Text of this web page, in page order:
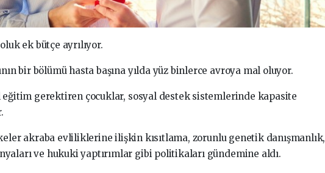
ek bütçe ayrılıyor.
bir bölümü hasta başına yılda yüz binlerce avroya mal oluyor.
eğitim gerektiren çocuklar, sosyal destek sistemlerinde kapasite
akraba evliliklerine ilişkin kısıtlama, zorunlu genetik danışmanlık,
ve hukuki yaptırımlar gibi politikaları gündemine aldı.